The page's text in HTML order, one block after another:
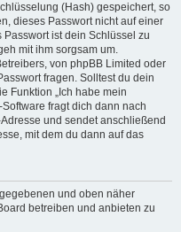
(Hash) gespeichert, so
dieses Passwort nicht auf einer
ist dein Schlüssel zu
mit ihm sorgsam um.
von phpBB Limited oder
fragen. Solltest du dein
Funktion „Ich habe mein
fragt dich dann nach
und sendet anschließend
mit dem du dann auf das
und oben näher
betreiben und anbieten zu